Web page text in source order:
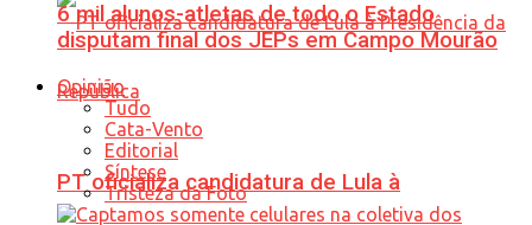
PT oficializa candidatura de Lula à
6 mil alunos-atletas de todo o Estado
disputam final dos JEPs em Campo Mourão
Opinião
Tudo
Cata-Vento
Editorial
Síntese
Tristeza da Foto